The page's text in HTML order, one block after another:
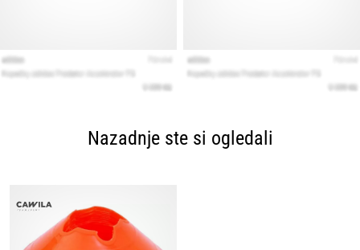
Nazadnje ste si ogledali